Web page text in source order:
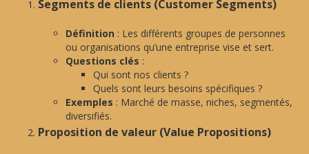
Segments de clients (Customer Segments)
Définition : Les différents groupes de personnes
ou organisations qu’une entreprise vise et sert.
Questions clés :
Qui sont nos clients ?
Quels sont leurs besoins spécifiques ?
Exemples : Marché de masse, niches, segmentés,
diversifiés.
Proposition de valeur (Value Propositions)